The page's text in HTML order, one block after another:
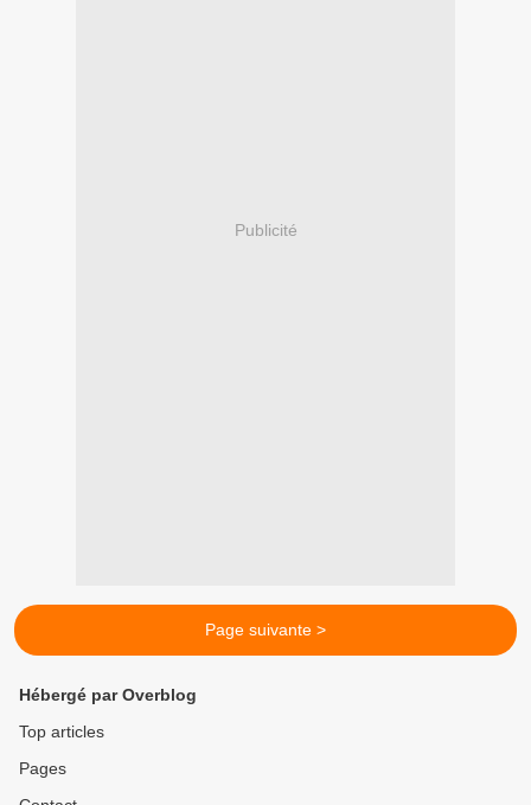
Publicité
Page suivante >
Hébergé par Overblog
Top articles
Pages